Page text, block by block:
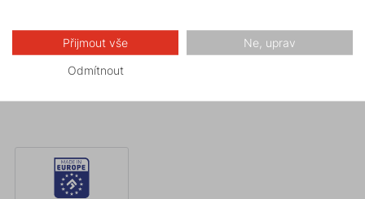
pod helmu pro široké spektrum zimních nebo
horských aktivit jako skialpinismus, běžecké lyžování,
horolezectví, trekking, běh.
Přijmout vše Ne, uprav
Odmítnout